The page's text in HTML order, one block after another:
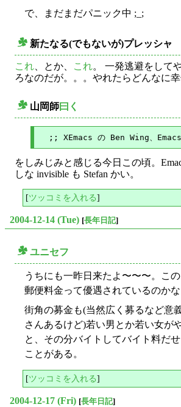
で、まだまだパニック中 ;_;
新たなる(でもないが)プレッシャ
これ 、とか、 これ。 一発逃避をして
ろなのだが。。。やれたらどんなに幸
山岡師曰く
をしみじみと感じる今日この頃。
しな invisible も Stefan かい。
[ツッコミを入れる]
2004-12-14 (Tue) [長年日記]
ユニセフ
うちにも一昨日来たよ〜〜〜。こ
郵便料金って優遇されているのかな
街角の募金も(当然広く募るなど意
さんあるけど)若い男とか若い女が
と、その分バイトしてバイト料だ
ことがある。
[ツッコミを入れる]
2004-12-17 (Fri) [長年日記]